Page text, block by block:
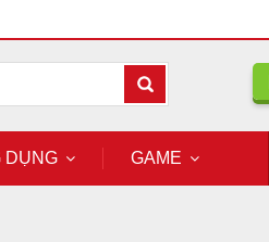
DỤNG GAME